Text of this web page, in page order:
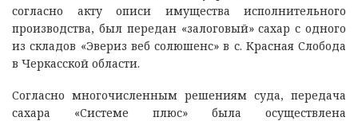
согласно акту описи имущества исполнительного
производства, был передан «залоговый» сахар с одного
из складов «Эвериз веб солюшенс» в с. Красная Слобода
в Черкасской области.
Согласно многочисленным решениям суда, передача
сахара «Системе плюс» была осуществлена